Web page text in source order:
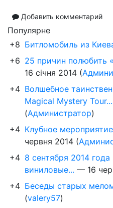
Добавить комментарий
Популярне
+8 Битломобиль из
+6 25 причин полюбить
16 січня 2014 (
+4 Волшебное
Magical Mystery Tour...
(Администратор)
+4 Клубное
червня 2014 (
+4 8 сентября 2014
виниловые... — 16
+4 Беседы старых
(valery57)